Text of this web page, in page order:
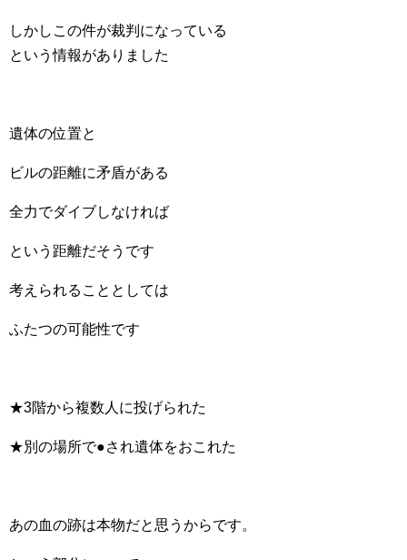
しかしこの件が裁判になっている
という情報がありました
遺体の位置と
ビルの距離に矛盾がある
全力でダイブしなければ
という距離だそうです
考えられることとしては
ふたつの可能性です
★3階から複数人に投げられた
★別の場所で●され遺体をおこれた
あの血の跡は本物だと思うからです。